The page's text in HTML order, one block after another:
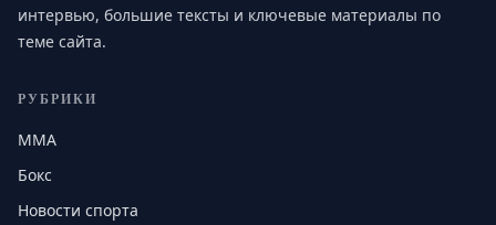
интервью, большие тексты и ключевые материалы по
теме сайта.
РУБРИКИ
MMA
Бокс
Новости спорта